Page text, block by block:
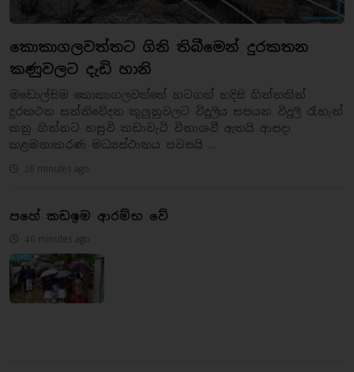
කොකාගලවත්තට ගිනි තිබීමෙන් දුරකතන
කණුවලට දැඩි හානි
මඩොල්සිම කොකාගලවත්තේ හටගත් හදිසි ගින්නකින්
දුරකථන සන්නිවේදන කුලුනුවලට විදුලිය සපයන විදුලි රැහැන්
කනු ගින්නට හසුවි කඩාවැටි විනාශවී ඇතයි ආපදා
කළමනාකරණ මධ්‍යස්ථානය පවසයි ...
26 minutes ago
පහේ කඩඉම ආරම්භ වේ
40 minutes ago